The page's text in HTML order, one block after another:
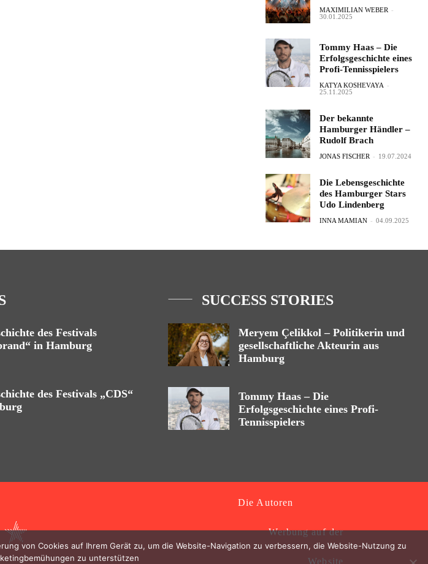
MAXIMILIAN WEBER -
30.01.2025
Tommy Haas – Die
Erfolgsgeschichte eines
Profi-Tennisspielers
KATYA KOSHEVAYA -
25.11.2025
Der bekannte
Hamburger Händler –
Rudolf Brach
JONAS FISCHER - 19.07.2024
Die Lebensgeschichte
des Hamburger Stars
Udo Lindenberg
INNA MAMIAN - 04.09.2025
des Festivals
in Hamburg
des Festivals „CDS“
SUCCESS STORIES
Meryem Çelikkol – Politikerin und
gesellschaftliche Akteurin aus
Hamburg
Tommy Haas – Die
Erfolgsgeschichte eines Profi-
Tennisspielers
Die Autoren
Werbung auf der
Website
von Cookies auf Ihrem Gerät zu, um die Website-Navigation zu verbessern, die Website-Nutzung zu
zu unterstützen